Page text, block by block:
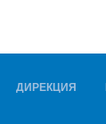
ДИРЕКЦИЯ